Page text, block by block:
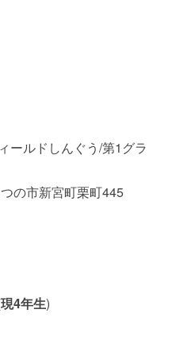
ールドしんぐう/第1グラ
の市新宮町栗町445
現4年生)